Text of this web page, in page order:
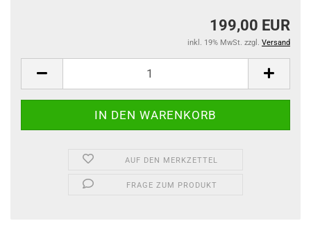
199,00 EUR
inkl. 19% MwSt. zzgl. Versand
AUF DEN MERKZETTEL
FRAGE ZUM PRODUKT